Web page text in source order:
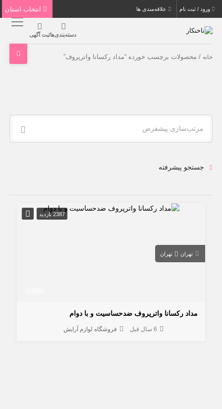
ورود / ثبت نام علاقه‌مندی ها
دسته‌بندی‌هاثبت آگهی
خانه / محصولات برچسب خورده “مداد رکسانا واترپروف”
مرتب‌سازی پیشفرض
جستجو پیشرفته
2387 بازدید
تهران تهران
مداد رکسانا واترپروف ضدحساسیت و با دوام
6 سال قبل فروشگاه لوازم آرایش